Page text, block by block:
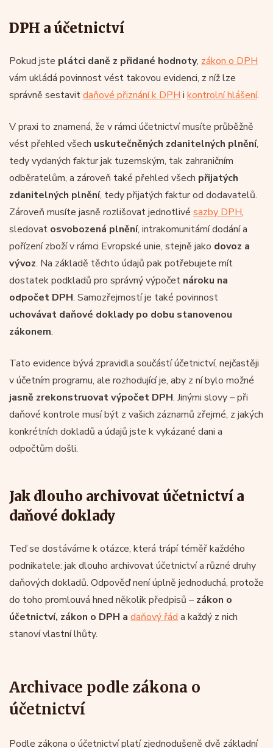
DPH a účetnictví
Pokud jste plátci daně z přidané hodnoty, zákon o DPH
vám ukládá povinnost vést takovou evidenci, z níž lze
správně sestavitdaňové přiznání k DPH i kontrolní hlášení.
V praxi to znamená, že v rámci účetnictví musíte průběžně
vést přehled všech uskutečněných zdanitelných plnění,
tedy vydaných faktur jak tuzemským, tak zahraničním
odběratelům, a zároveň také přehled všech přijatých
zdanitelných plnění, tedy přijatých faktur od dodavatelů.
Zároveň musíte jasně rozlišovat jednotlivé sazby DPH,
sledovat osvobozená plnění, intrakomunitární dodání a
pořízení zboží v rámci Evropské unie, stejně jako dovoz a
vývoz. Na základě těchto údajů pak potřebujete mít
dostatek podkladů pro správný výpočet nároku na
odpočet DPH. Samozřejmostí je také povinnost
uchovávat daňové doklady po dobu stanovenou
zákonem.
Tato evidence bývá zpravidla součástí účetnictví, nejčastěji
v účetním programu, ale rozhodující je, aby z ní bylo možné
jasně zrekonstruovat výpočet DPH. Jinými slovy – při
daňové kontrole musí být z vašich záznamů zřejmé, z jakých
konkrétních dokladů a údajů jste k vykázané dani a
odpočtům došli.
Jak dlouho archivovat účetnictví a
daňové doklady
Teď se dostáváme k otázce, která trápí téměř každého
podnikatele: jak dlouho archivovat účetnictví a různé druhy
daňových dokladů. Odpověď není úplně jednoduchá, protože
do toho promlouvá hned několik předpisů – zákon o
účetnictví, zákon o DPH a daňový řád a každý z nich
stanoví vlastní lhůty.
Archivace podle zákona o
účetnictví
Podle zákona o účetnictví platí zjednodušeně dvě základní